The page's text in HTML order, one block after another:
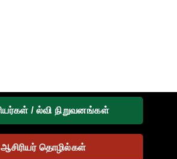
ஆசிரியர்கள் / ல்வி நிறுவனங்கள்
ஆசிரியர் தொழில்கள்